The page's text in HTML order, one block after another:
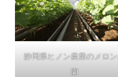
静岡県ヒノン農業のメロ
園